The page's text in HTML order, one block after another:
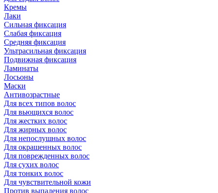
Кремы
Лаки
Сильная фиксация
Слабая фиксация
Средняя фиксация
Ультрасильная фиксация
Подвижная фиксация
Ламинаты
Лосьоны
Маски
Антивозрастные
Для всех типов волос
Для вьющихся волос
Для жестких волос
Для жирных волос
Для непослушных волос
Для окрашенных волос
Для поврежденных волос
Для сухих волос
Для тонких волос
Для чувствительной кожи
Против выпадения волос